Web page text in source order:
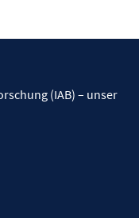
(IAB) – unser